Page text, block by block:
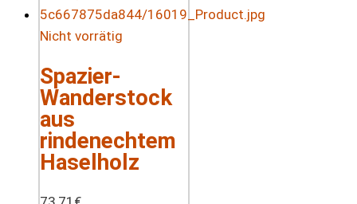
Nicht vorrätig
Spazier-
Wanderstock
aus
rindenechtem
Haselholz